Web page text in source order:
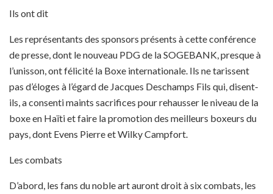
Ils ont dit
Les représentants des sponsors présents à cette conférence
de presse, dont le nouveau PDG de la SOGEBANK, presque à
l’unisson, ont félicité la Boxe internationale. Ils ne tarissent
pas d’éloges à l’égard de Jacques Deschamps Fils qui, disent-
ils, a consenti maints sacrifices pour rehausser le niveau de la
boxe en Haïti et faire la promotion des meilleurs boxeurs du
pays, dont Evens Pierre et Wilky Campfort.
Les combats
D’abord, les fans du noble art auront droit à six combats, les